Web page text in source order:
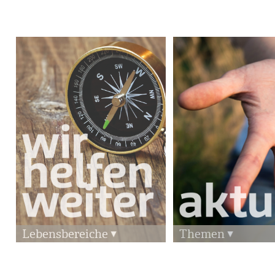
Lebensbereiche Themen